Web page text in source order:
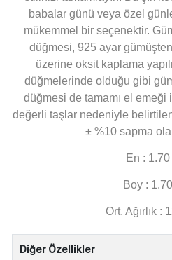
babalar günü veya özel
mükemmel bir seçenektir.
düğmesi, 925 ayar
üzerine oksit kaplama
düğmelerinde olduğu gibi
düğmesi de tamamı el emeği
değerli taşlar nedeniyle
± %10 sapma
En :
Boy :
Ort. Ağırlık :
Diğer Özellikler